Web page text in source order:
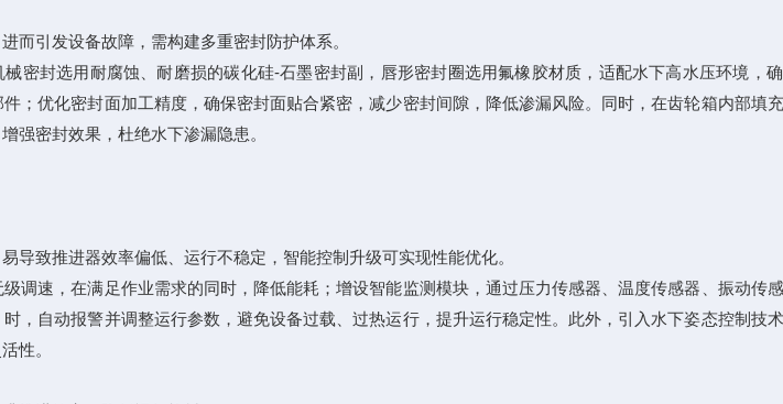
引发设备故障，需构建多重密封防护体系。
封选用耐腐蚀、耐磨损的碳化硅-石墨密封副，唇形密封圈选用氟橡胶材质，适配水下高水压环境，
；优化密封面加工精度，确保密封面贴合紧密，减少密封间隙，降低渗漏风险。同时，在齿轮箱内部填
强密封效果，杜绝水下渗漏隐患。
致推进器效率偏低、运行不稳定，智能控制升级可实现性能优化。
速，在满足作业需求的同时，降低能耗；增设智能监测模块，通过压力传感器、温度传感器、振动传
，自动报警并调整运行参数，避免设备过载、过热运行，提升运行稳定性。此外，引入水下姿态控制技
性。